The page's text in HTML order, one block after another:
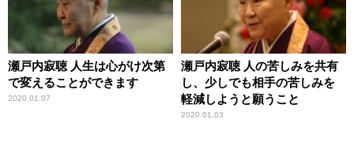
瀬戸内寂聴 人生は心がけ次第
で変えることができます
2020.01.07
瀬戸内寂聴 人の苦しみを共有
し、少しでも相手の苦しみを
軽減しようと願うこと
2020.01.03